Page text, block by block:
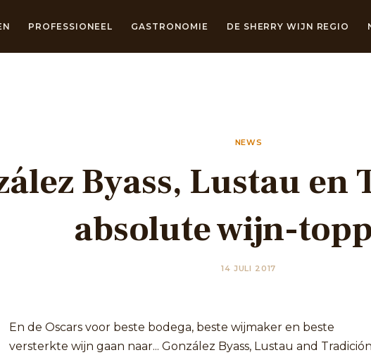
PROFESSIONEEL GASTRONOMIE DE SHERRY WIJN REGIO
NEWS
Byass, Lustau en
absolute wijn-
14 JULI 2017
En de Oscars voor beste bodega, beste wijmaker en beste
versterkte wijn gaan naar... González Byass, Lustau and